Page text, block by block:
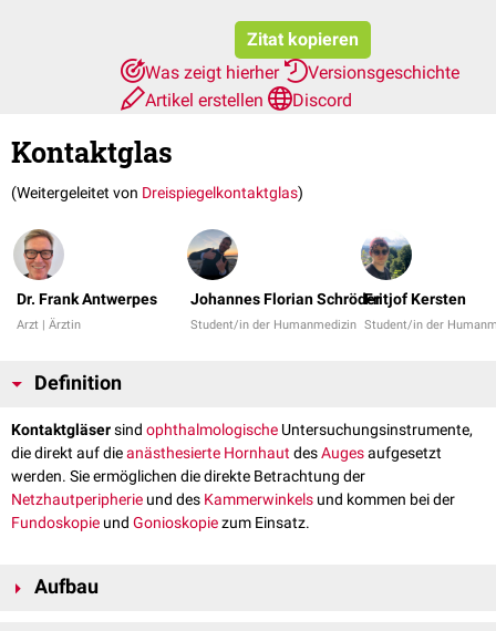
Zitat kopieren
Was zeigt hierher
Versionsgeschichte
Artikel erstellen
Discord
Kontaktglas
(Weitergeleitet von Dreispiegelkontaktglas)
Dr. Frank Antwerpes
Arzt | Ärztin
Johannes Florian Schröder
Student/in der Humanmedizin
Fritjof Kersten
Student/in der
Definition
Kontaktgläsersind ophthalmologische Untersuchungsinstrumente,
die direkt auf dieanästhesierte HornhautdesAugesaufgesetzt
werden. Sie ermöglichen die direkte Betrachtung der
Netzhautperipherie und des Kammerwinkels und kommen bei der
Fundoskopie und Gonioskopiezum Einsatz.
Aufbau